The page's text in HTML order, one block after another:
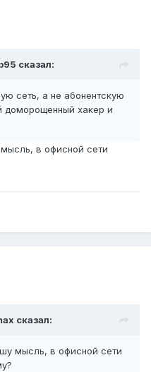
сказал:
сеть, а не абонентскую
доморощенный хакер и
в офисной сети
сказал:
мысль, в офисной сети